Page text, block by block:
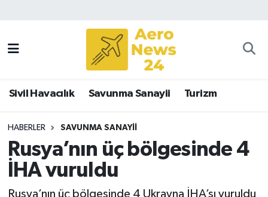
Sivil Havacılık Savunma Sanayii Turizm
HABERLER SAVUNMA SANAYII
Rusya’nın üç bölgesinde 4
İHA vuruldu
Rusya’nın üç bölgesinde 4 Ukrayna İHA’sı vuruldu